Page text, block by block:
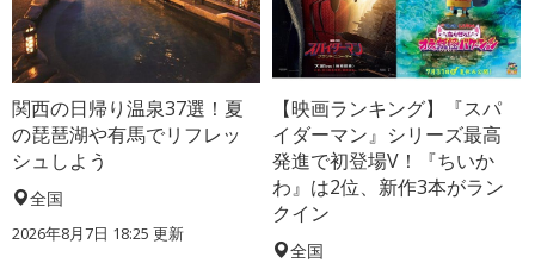
関西の日帰り温泉37選！夏
の琵琶湖や有馬でリフレッ
シュしよう
全国
2026年8月7日 18:25 更新
【映画ランキング】『スパ
イダーマン』シリーズ最高
発進で初登場V！『ちいか
わ』は2位、新作3本がラン
クイン
全国